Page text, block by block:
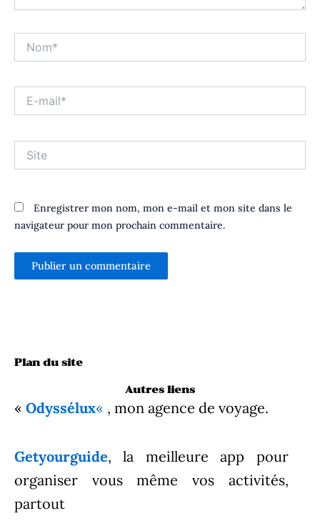
mail*
Enregistrer mon nom, mon e-mail et mon site dans le
navigateur pour mon prochain commentaire.
Plan du site
Autres liens
« Odyssélux« , mon agence de voyage.
Getyourguide, la meilleure app pour
organiser vous même vos activités,
partout